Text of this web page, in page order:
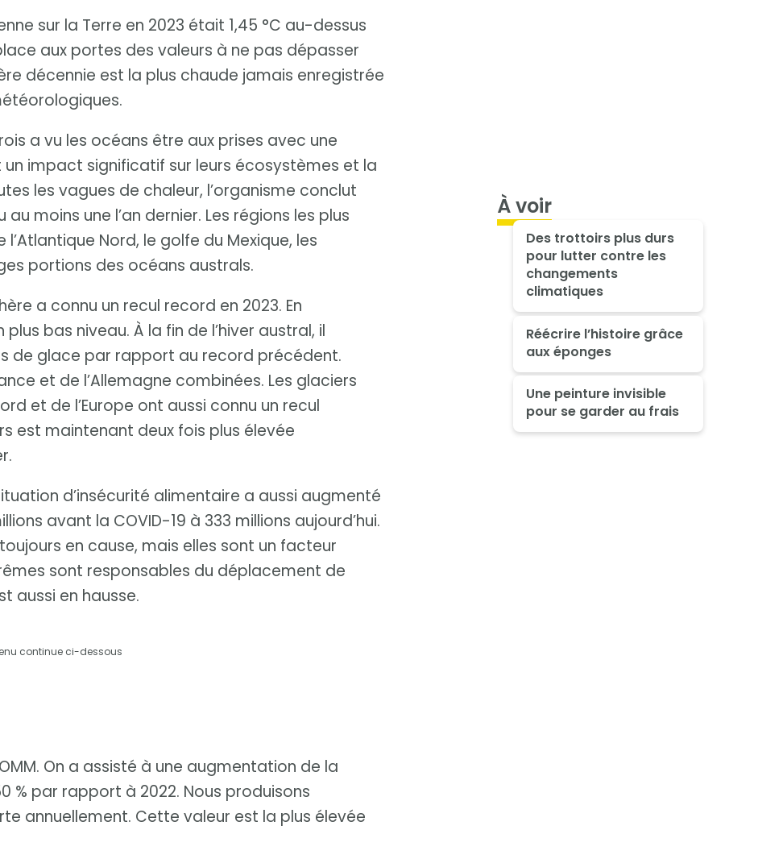
sur la Terre en 2023 était 1,45 °C au-dessus
aux portes des valeurs à ne pas dépasser
décennie est la plus chaude jamais enregistrée
a vu les océans être aux prises avec une
impact significatif sur leurs écosystèmes et la
les vagues de chaleur, l’organisme conclut
moins une l’an dernier. Les régions les plus
Nord, le golfe du Mexique, les
portions des océans australs.
a connu un recul record en 2023. En
bas niveau. À la fin de l’hiver austral, il
de glace par rapport au record précédent.
et de l’Allemagne combinées. Les glaciers
et de l’Europe ont aussi connu un recul
est maintenant deux fois plus élevée
d’insécurité alimentaire a aussi augmenté
avant la COVID-19 à 333 millions aujourd’hui.
en cause, mais elles sont un facteur
sont responsables du déplacement de
aussi en hausse.
continue ci-dessous
On a assisté à une augmentation de la
% par rapport à 2022. Nous produisons
annuellement. Cette valeur est la plus élevée
À voir
Des trottoirs plus durs
pour lutter contre les
changements
climatiques
Réécrire l’histoire grâce
aux éponges
Une peinture invisible
pour se garder au frais